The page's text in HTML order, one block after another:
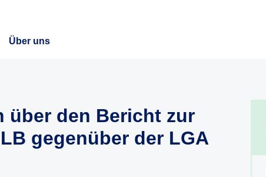
Über uns
über den Bericht zur
gegenüber der LGA